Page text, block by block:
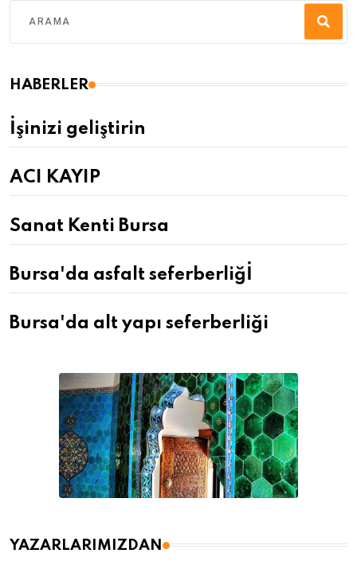
HABERLER
İşinizi geliştirin
ACI KAYIP
Sanat Kenti Bursa
Bursa'da asfalt seferberliğİ
Bursa'da alt yapı seferberliği
YAZARLARIMIZDAN